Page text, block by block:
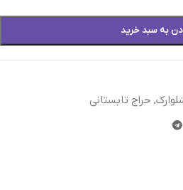
به سبد خرید
, حراج تابستانی